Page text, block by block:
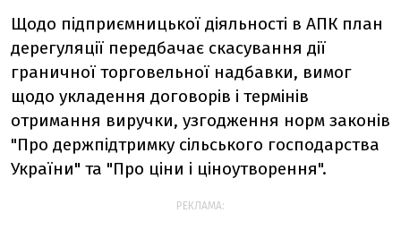
Щодо підприємницької діяльності в АПК план
дерегуляції передбачає скасування дії
граничної торговельної надбавки, вимог
щодо укладення договорів і термінів
отримання виручки, узгодження норм законів
"Про держпідтримку сільського господарства
України" та "Про ціни і ціноутворення".
РЕКЛАМА: